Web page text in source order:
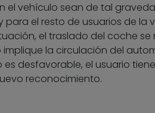
el vehículo sean de tal
el resto de usuarios de la
el traslado del coche
la circulación del
desfavorable, el usuario
reconocimiento.